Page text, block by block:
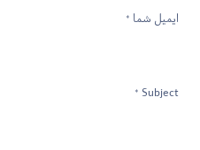
ایمیل شما *
Subject
*